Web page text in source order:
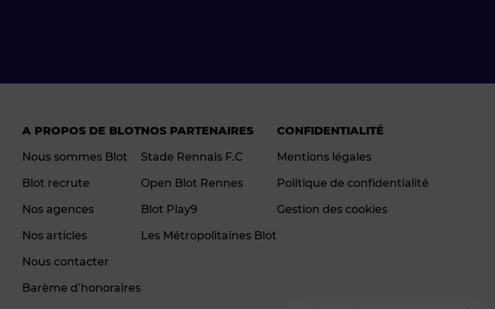
A PROPOS DE BLOT
Nous sommes Blot
Blot recrute
Nos agences
Nos articles
Nous contacter
Barème d’honoraires
NOS PARTENAIRES
Stade Rennais F.C
Open Blot Rennes
Blot Play9
Les Métropolitaines Blot
CONFIDENTIALITÉ
Mentions légales
Politique de confidentialité
Gestion des cookies